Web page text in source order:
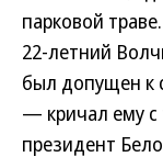
парковой траве.
22-летний
был допущен к
— кричал ему с
президент